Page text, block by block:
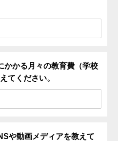
かかる月々の教育費（学校
てください。
や動画メディアを教えて